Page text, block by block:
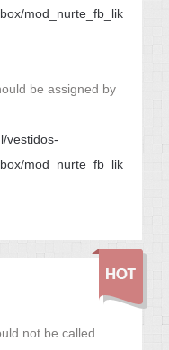
mod_nurte_fb_lik
be assigned by
vestidos-
mod_nurte_fb_lik
not be called